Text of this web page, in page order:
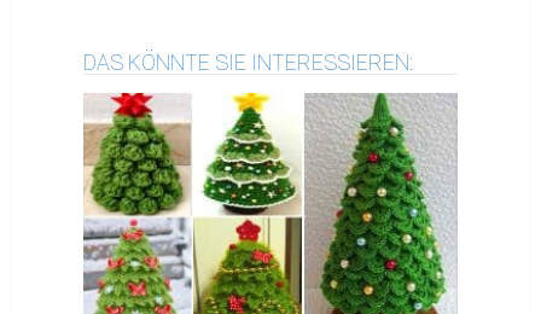
DAS KÖNNTE SIE INTERESSIEREN: